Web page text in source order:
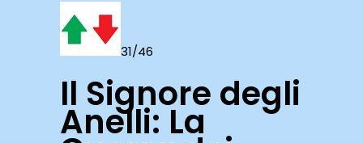
31/46
Il Signore degli
Anelli: La